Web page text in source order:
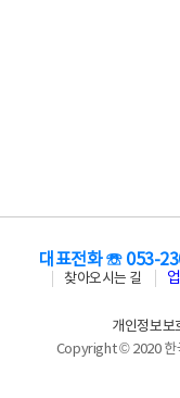
대표전화 ☏ 053-
찾아오시는 길
개인정보보
Copyright © 2020 한